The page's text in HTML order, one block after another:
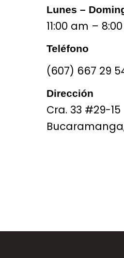
Lunes –
11:00 am –
Teléfono
(607) 667 29
Dirección
Cra. 33 #29-15